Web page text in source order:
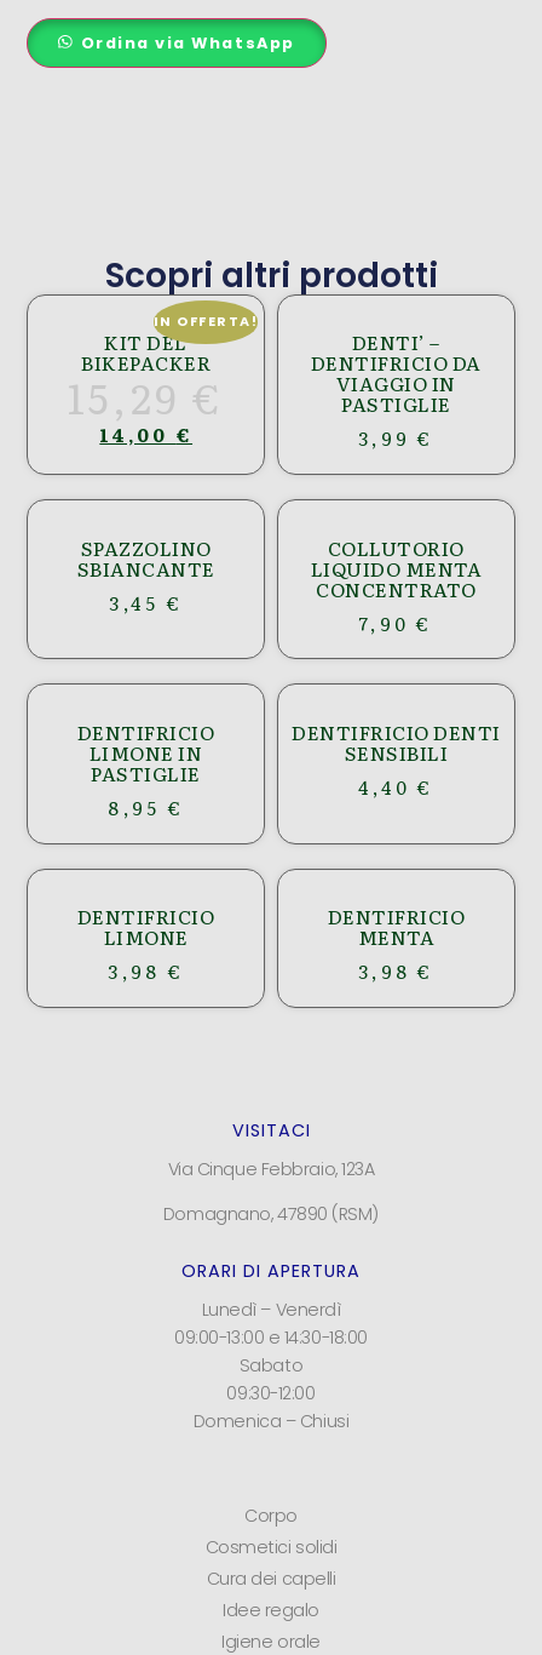
Ordina via WhatsApp
Scopri altri prodotti
IN OFFERTA!
KIT DEL
BIKEPACKER
15,29€
14,00 €
DENTI’ –
DENTIFRICIO DA
VIAGGIO IN
PASTIGLIE
3,99€
SPAZZOLINO
SBIANCANTE
3,45€
COLLUTORIO
LIQUIDO MENTA
CONCENTRATO
7,90€
DENTIFRICIO
LIMONE IN
PASTIGLIE
8,95€
DENTIFRICIO DENTI
SENSIBILI
4,40€
DENTIFRICIO
LIMONE
3,98€
DENTIFRICIO
MENTA
3,98€
VISITACI
Via Cinque Febbraio, 123A
Domagnano, 47890 (RSM)
ORARI DI APERTURA
Lunedì – Venerdì
09:00-13:00 e 14:30-18:00
Sabato
09:30-12:00
Domenica – Chiusi
Corpo
Cosmetici solidi
Cura dei capelli
Idee regalo
Igiene orale